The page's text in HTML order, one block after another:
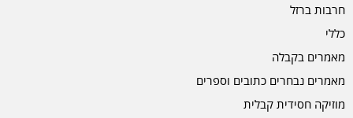
חרבות ברזל
כללי
מאמרים בקבלה
מאמרים נבחרים כתובים וספרים
מוזיקה חסידית קבלית